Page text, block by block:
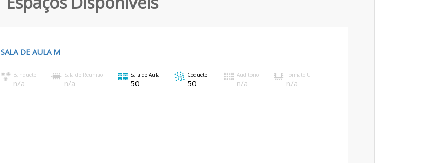
SALA DE AULA M
Banquete
n/a
Sala de Reunião
n/a
Sala de Aula
50
Coquetel
50
Auditório
n/a
Formato U
n/a